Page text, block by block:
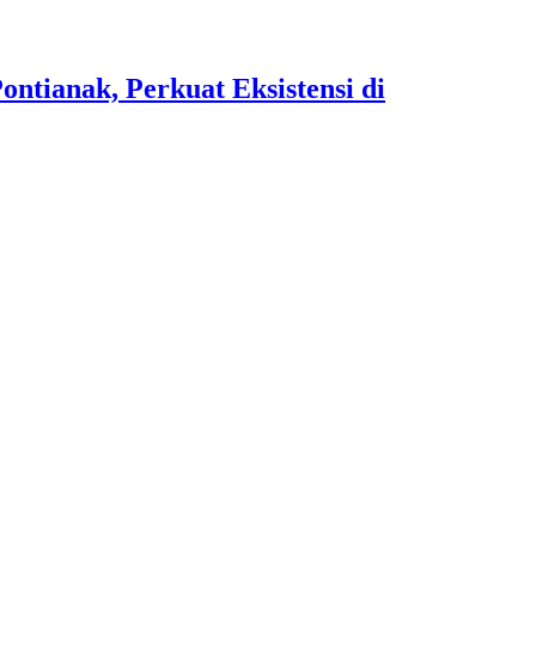
Perkuat Eksistensi di